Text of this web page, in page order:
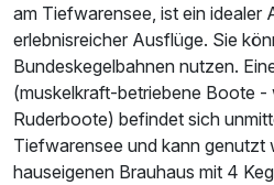
Zusatznächte
Für 4 Tage
am Tiefwarensee, ist ein idealer
erlebnisreicher Ausflüge. Sie
Bundeskegelbahnen nutzen.
(muskelkraft-betriebene Boote -
Ruderboote) befindet sich
Tiefwarensee und kann genutzt
hauseigenen Brauhaus mit 4